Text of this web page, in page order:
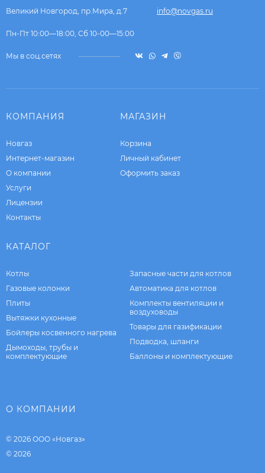
Великий Новгород, пр.Мира, д.7 info@novgas.ru
Пн-Пт 10:00—18:00, Сб 10-00—15:00
Мы в соц.сетях
КОМПАНИЯ
Новгаз
Интернет-магазин
О компании
Услуги
Лицензии
Контакты
МАГАЗИН
Корзина
Личный кабинет
Оформить заказ
КАТАЛОГ
Котлы
Газовые колонки
Плиты
Вытяжки кухонные
Бойлеры косвенного нагрева
Дымоходы, трубы и
комплектующие
Запасные части для котлов
Автоматика для котлов
Комплекты вентиляции и
воздуховоды
Товары для газификации
Подводка, шланги
Баллоны и комплектующие
О КОМПАНИИ
© 2026 ООО «Новгаз»
© 2026